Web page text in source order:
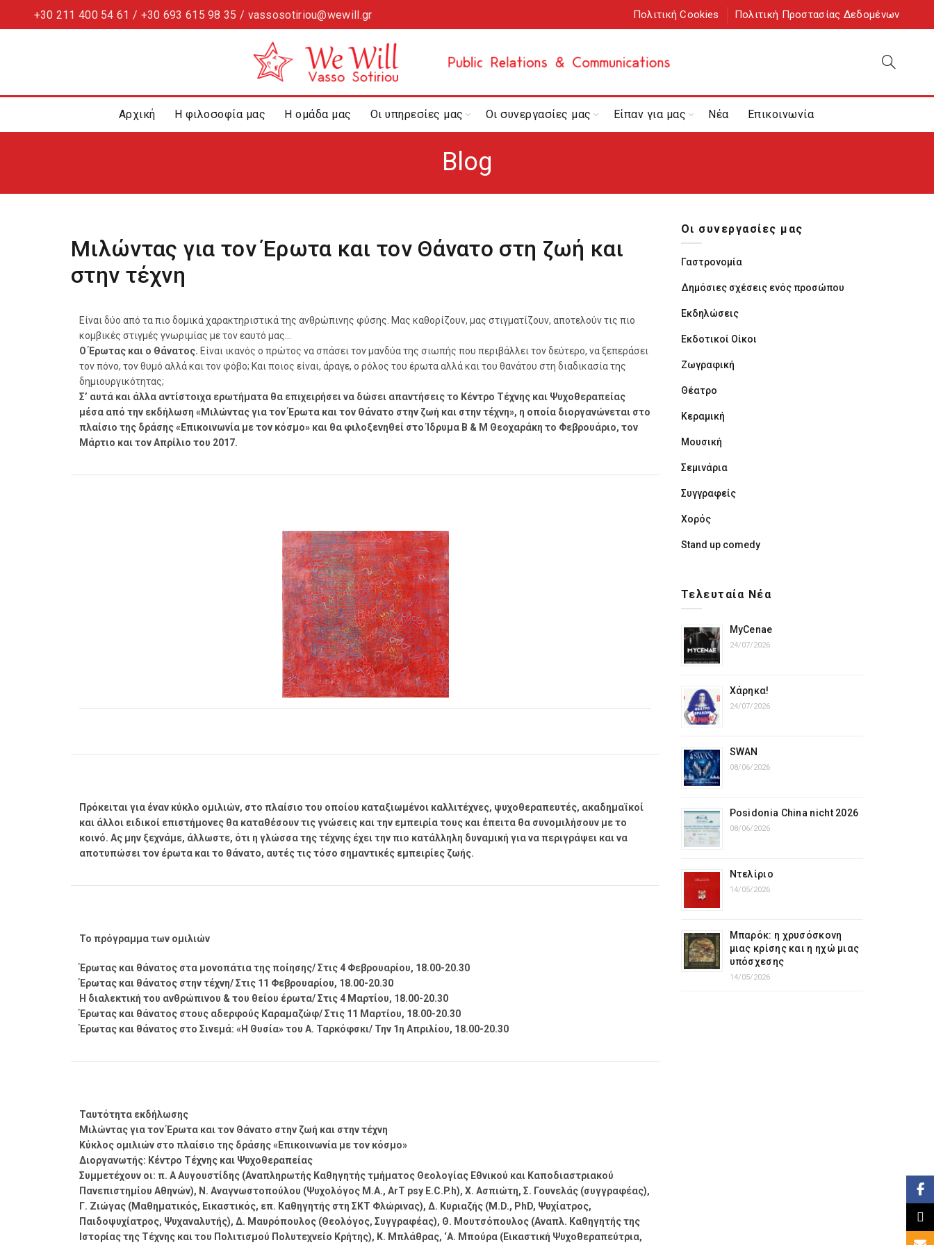
+30 211 400 54 61 / +30 693 615 98 35 / vassosotiriou@wewill.gr Πολιτική Cookies Πολιτική Προστασίας Δεδομένων
Αρχική Η φιλοσοφία μας Η ομάδα μας Οι υπηρεσίες μας Οι συνεργασίες μας Είπαν για μας Νέα Επικοινωνία
Blog
Μιλώντας για τον Έρωτα και τον Θάνατο στη ζωή και
στην τέχνη
Είναι δύο από τα πιο δομικά χαρακτηριστικά της ανθρώπινης φύσης. Μας καθορίζουν, μας στιγματίζουν, αποτελούν τις πιο
κομβικές στιγμές γνωριμίας με τον εαυτό μας…
Ο Έρωτας και ο Θάνατος. Είναι ικανός ο πρώτος να σπάσει τον μανδύα της σιωπής που περιβάλλει τον δεύτερο, να ξεπεράσει
τον πόνο, τον θυμό αλλά και τον φόβο; Και ποιος είναι, άραγε, ο ρόλος του έρωτα αλλά και του θανάτου στη διαδικασία της
δημιουργικότητας;
Σ’ αυτά και άλλα αντίστοιχα ερωτήματα θα επιχειρήσει να δώσει απαντήσεις το Κέντρο Τέχνης και Ψυχοθεραπείας
μέσα από την εκδήλωση «Μιλώντας για τον Έρωτα και τον Θάνατο στην ζωή και στην τέχνη», η οποία διοργανώνεται στο
πλαίσιο της δράσης «Επικοινωνία με τον κόσμο» και θα φιλοξενηθεί στο Ίδρυμα Β & Μ Θεοχαράκη το Φεβρουάριο, τον
Μάρτιο και τον Απρίλιο του 2017.
Πρόκειται για έναν κύκλο ομιλιών, στο πλαίσιο του οποίου καταξιωμένοι καλλιτέχνες, ψυχοθεραπευτές, ακαδημαϊκοί
και άλλοι ειδικοί επιστήμονες θα καταθέσουν τις γνώσεις και την εμπειρία τους και έπειτα θα συνομιλήσουν με το
κοινό. Ας μην ξεχνάμε, άλλωστε, ότι η γλώσσα της τέχνης έχει την πιο κατάλληλη δυναμική για να περιγράψει και να
αποτυπώσει τον έρωτα και το θάνατο, αυτές τις τόσο σημαντικές εμπειρίες ζωής.
Το πρόγραμμα των ομιλιών
Έρωτας και θάνατος στα μονοπάτια της ποίησης/ Στις 4 Φεβρουαρίου, 18.00-20.30
Έρωτας και θάνατος στην τέχνη/ Στις 11 Φεβρουαρίου, 18.00-20.30
Η διαλεκτική του ανθρώπινου & του θείου έρωτα/ Στις 4 Μαρτίου, 18.00-20.30
Έρωτας και θάνατος στους αδερφούς Καραμαζώφ/ Στις 11 Μαρτίου, 18.00-20.30
Έρωτας και θάνατος στο Σινεμά: «Η Θυσία» του Α. Ταρκόφσκι/ Την 1η Απριλίου, 18.00-20.30
Ταυτότητα εκδήλωσης
Μιλώντας για τον Έρωτα και τον Θάνατο στην ζωή και στην τέχνη
Κύκλος ομιλιών στο πλαίσιο της δράσης «Επικοινωνία με τον κόσμο»
Διοργανωτής: Κέντρο Τέχνης και Ψυχοθεραπείας
Συμμετέχουν οι: π. Α Αυγουστίδης (Αναπληρωτής Καθηγητής τμήματος Θεολογίας Εθνικού και Καποδιαστριακού
Πανεπιστημίου Αθηνών), Ν. Αναγνωστοπούλου (Ψυχολόγος Μ.Α., ArT psy E.C.P.h), Χ. Ασπιώτη, Σ. Γουνελάς (συγγραφέας),
Γ. Ζιώγας (Μαθηματικός, Εικαστικός, επ. Καθηγητής στη ΣΚΤ Φλώρινας), Δ. Κυριαζής (M.D., PhD, Ψυχίατρος,
Παιδοψυχίατρος, Ψυχαναλυτής), Δ. Μαυρόπουλος (Θεολόγος, Συγγραφέας), Θ. Μουτσόπουλος (Αναπλ. Καθηγητής της
Ιστορίας της Τέχνης και του Πολιτισμού Πολυτεχνείο Κρήτης), Κ. Μπλάθρας, ‘Α. Μπούρα (Εικαστική Ψυχοθεραπεύτρια,
Οι συνεργασίες μας
Γαστρονομία
Δημόσιες σχέσεις ενός προσώπου
Εκδηλώσεις
Εκδοτικοί Οίκοι
Ζωγραφική
Θέατρο
Κεραμική
Μουσική
Σεμινάρια
Συγγραφείς
Χορός
Stand up comedy
Τελευταία Νέα
MyCenae
24/07/2026
Χάρηκα!
24/07/2026
SWAN
08/06/2026
Posidonia China nicht 2026
08/06/2026
Ντελίριο
14/05/2026
Μπαρόκ: η χρυσόσκονη
μιας κρίσης και η ηχώ μιας
υπόσχεσης
14/05/2026